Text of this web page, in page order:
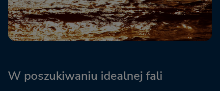
W poszukiwaniu idealnej fali